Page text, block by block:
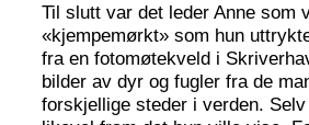
Til slutt var det leder Anne som
«kjempemørkt» som hun
fra en fotomøtekveld i
bilder av dyr og fugler fra de
forskjellige steder i verden.